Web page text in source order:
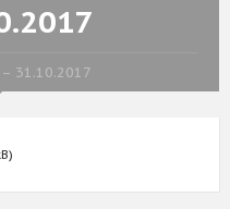
– 31.10.2017